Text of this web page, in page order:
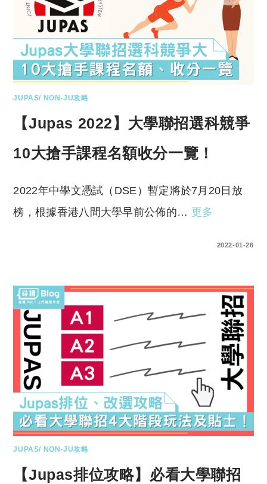
JUPAS/ NON-JU攻略
【Jupas 2022】大學聯招選科競爭
10大搶手課程名額收分一覽！
2022年中學文憑試（DSE）暫定將於7月20日放
榜，根據香港八間大學早前公佈的… 更多
2022-01-26
JUPAS/ NON-JU攻略
【Jupas排位攻略】必看大學聯招